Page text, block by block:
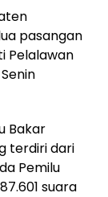
pasangan
Pelalawan
Bakar
terdiri dari
Pemilu
suara